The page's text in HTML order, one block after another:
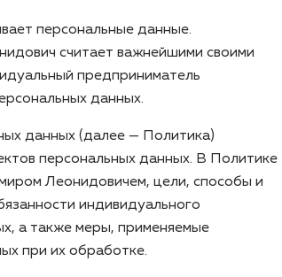
персональные данные.
считает важнейшими своими
предприниматель
данных.
данных (далее — Политика)
персональных данных. В Политике
Леонидовичем, цели, способы и
индивидуального
а также меры, применяемые
при их обработке.